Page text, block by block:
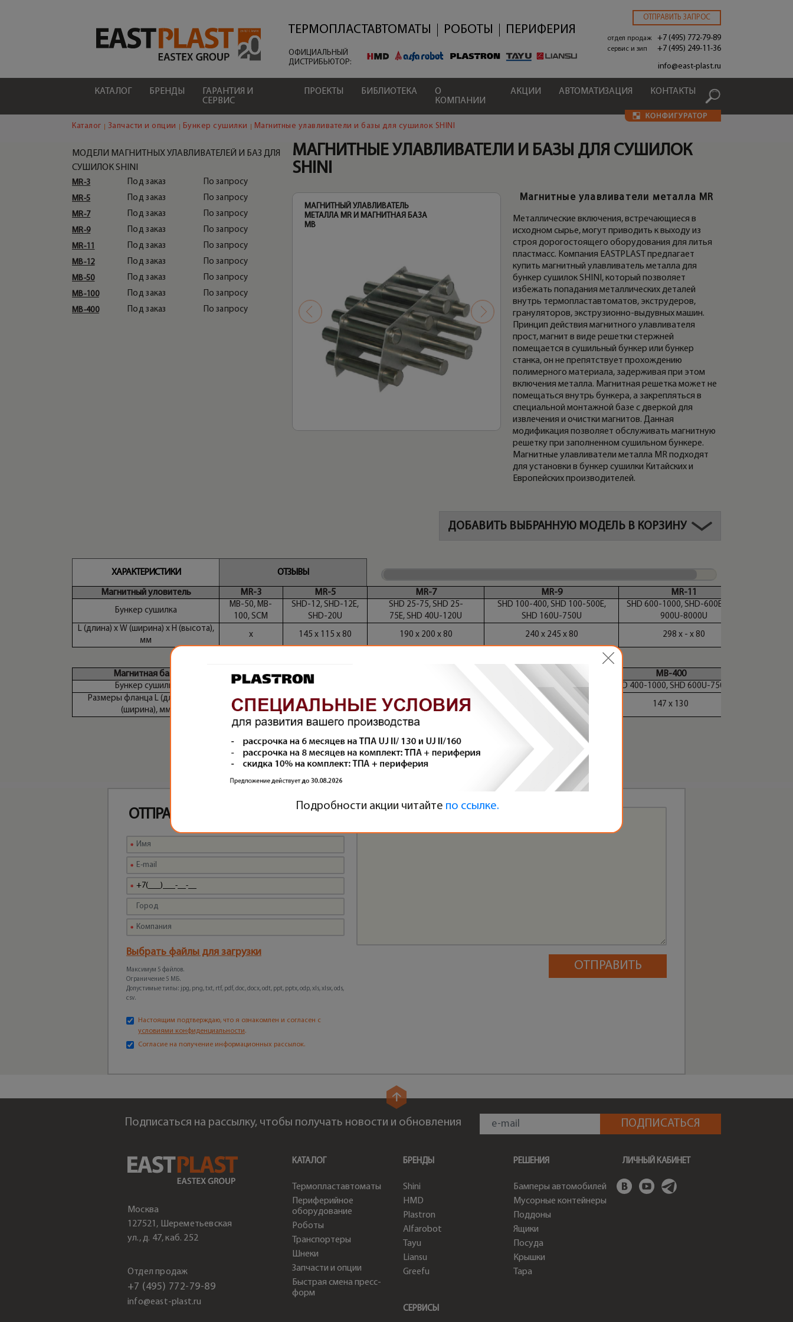
содержанию
ТЕРМОПЛАСТАВТОМАТЫ РОБОТЫ ПЕРИФЕРИЯ
ОФИЦИАЛЬНЫЙ
ДИСТРИБЬЮТОР:
ОТПРАВИТЬ ЗАПРОС
отдел продаж +7 (495) 772-79-89
сервис и зип
+7 (495) 249-11-36
info@east-plast.ru
КАТАЛОГ БРЕНДЫ
ГАРАНТИЯ И
СЕРВИС
ПРОЕКТЫ БИБЛИОТЕКА
О
КОМПАНИИ
АКЦИИ АВТОМАТИЗАЦИЯ КОНТАКТЫ
Каталог Запчасти и опции Бункер сушилки Магнитные улавливатели и базы для сушилок SHINI
МОДЕЛИ МАГНИТНЫХ УЛАВЛИВАТЕЛЕЙ И БАЗ ДЛЯ
СУШИЛОК SHINI
MR-3 Под заказ
По запросу
MR-5
Под заказ
По запросу
MR-7
Под заказ
По запросу
MR-9
Под заказ
По запросу
MR-11
Под заказ
По запросу
MB-12
Под заказ
По запросу
MB-50
Под заказ
По запросу
MB-100
Под заказ
По запросу
MB-400
Под заказ По запросу
МАГНИТНЫЕ УЛАВЛИВАТЕЛИ И БАЗЫ ДЛЯ СУШИЛОК
SHINI
УЛОВИТЕЛЬ МЕТАЛЛА MR 3
МАГНИТНЫЙ УЛАВЛИВАТЕЛЬ
МЕТАЛЛА MR И МАГНИТНАЯ БАЗА
MB
МЕТАЛЛА MR И МАГНИТНАЯ БАЗА
Магнитные улавливатели металла MR
Металлические включения, встречающиеся в
исходном сырье, могут приводить к выходу из
строя дорогостоящего оборудования для литья
пластмасс. Компания EASTPLAST предлагает
купить магнитный улавливатель металла для
бункер сушилок SHINI, который позволяет
избежать попадания металлических деталей
внутрь термопластавтоматов, экструдеров,
грануляторов, экструзионно-выдувных машин.
Принцип действия магнитного улавливателя
прост, магнит в виде решетки стержней
помещается в сушильный бункер или бункер
станка, он не препятствует прохождению
полимерного материала, задерживая при этом
включения металла. Магнитная решетка может не
помещаться внутрь бункера, а закрепляться в
специальной монтажной базе с дверкой для
извлечения и очистки магнитов. Данная
модификация позволяет обслуживать магнитную
решетку при заполненном сушильном бункере.
Магнитные улавливатели металла MR подходят
для установки в бункер сушилки Китайских и
Европейских производителей.
ДОБАВИТЬ ВЫБРАННУЮ МОДЕЛЬ В КОРЗИНУ
ХАРАКТЕРИСТИКИ ОТЗЫВЫ
Магнитный уловитель
Бункер сушилка
L (длина) х W (ширина) х H (высота),
мм
Магнитная база
Бункер сушилка
Размеры фланца L (длина) х W
(ширина), мм
MR-3 MR-5 MR-7 MR-9 MR-11
MB-50, MB-
100, SCM
SHD-12, SHD-12E,
SHD-20U
SHD 25-75, SHD 25-
75E, SHD 40U-120U
SHD 100-400, SHD 100-500E,
SHD 160U-750U
SHD 600-1000, SHD-600E, SHD
900U-8000U
х 145 х 115 х 80 190 х 200 х 80 240 х 245 х 80 298 х - х 80
MB-12 MB-100 MB-400
SHD 12, SHD 20U SHD 100-300, SHD 160U-450U SHD 400-1000, SHD 600U-750U
88.5 х 78 88.5 х 78 147 х 130
ОТПРАВЬТЕ ЗАПРОС
Выбрать файлы для загрузки
Максимум 5 файлов.
Ограничение 5 МБ.
Допустимые типы: jpg, png, txt, rtf, pdf, doc, docx, odt, ppt, pptx, odp, xls, xlsx, ods,
csv.
Настоящим подтверждаю, что я ознакомлен и согласен с
условиями конфиденциальности.
Согласие на получение информационных рассылок.
Подписаться на рассылку, чтобы получать новости и обновления
Москва
127521, Шереметьевская
ул., д. 47, каб. 252
Отдел продаж
+7 (495) 772-79-89
info@east-plast.ru
КАТАЛОГ
Термопластавтоматы
Периферийное
оборудование
Роботы
Транспортеры
Шнеки
Запчасти и опции
Быстрая смена пресс-
форм
БРЕНДЫ
Shini
HMD
Plastron
Alfarobot
Tayu
Liansu
Greefu
СЕРВИСЫ
РЕШЕНИЯ
Бамперы автомобилей
Мусорные контейнеры
Поддоны
Ящики
Посуда
Крышки
Тара
ЛИЧНЫЙ КАБИНЕТ
Подробности акции читайте по ссылке.